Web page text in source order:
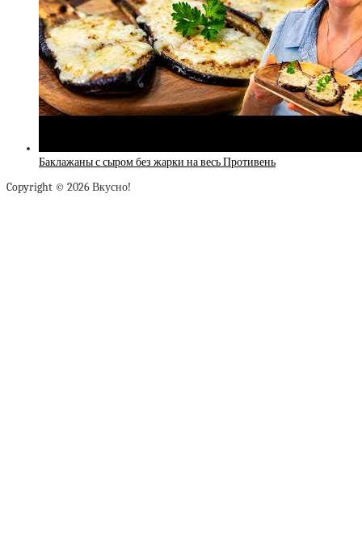
Баклажаны с сыром без жарки на весь Противень
Copyright © 2026 Вкусно!